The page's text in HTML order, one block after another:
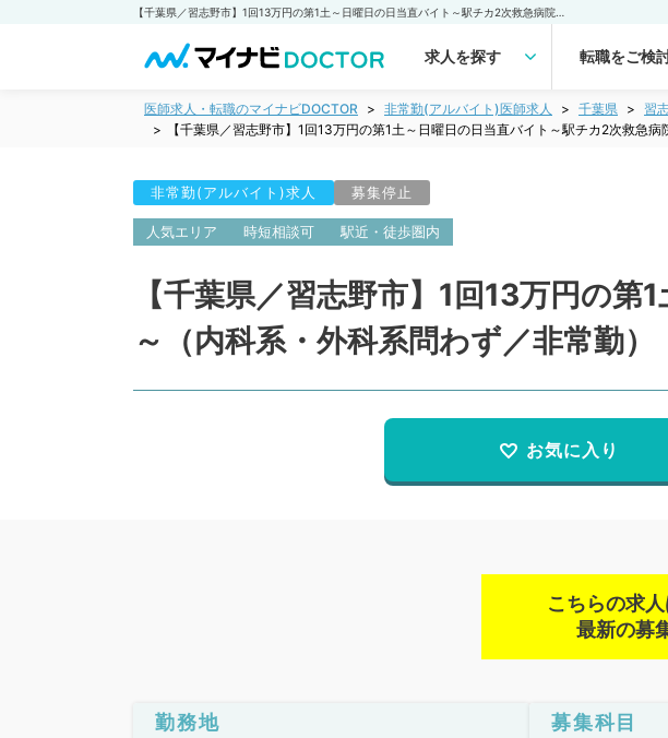
求人を探す 転職をご検
医師求人・転職のマイナビDOCTOR 非常勤(アルバイト)医師求人 千葉県
習
【千葉県／習志野市】1回13万円の第1土～日曜日の日当直バイト～駅チカ2次救急病
非常勤(アルバイト)求人 募集停止
人気エリア 時短相談可 駅近・徒歩圏内
【千葉県／習志野市】1回13万円の
～（内科系・外科系問わず／非常勤）
お気に入り
こちらの求
最新の募
勤務地 募集科目